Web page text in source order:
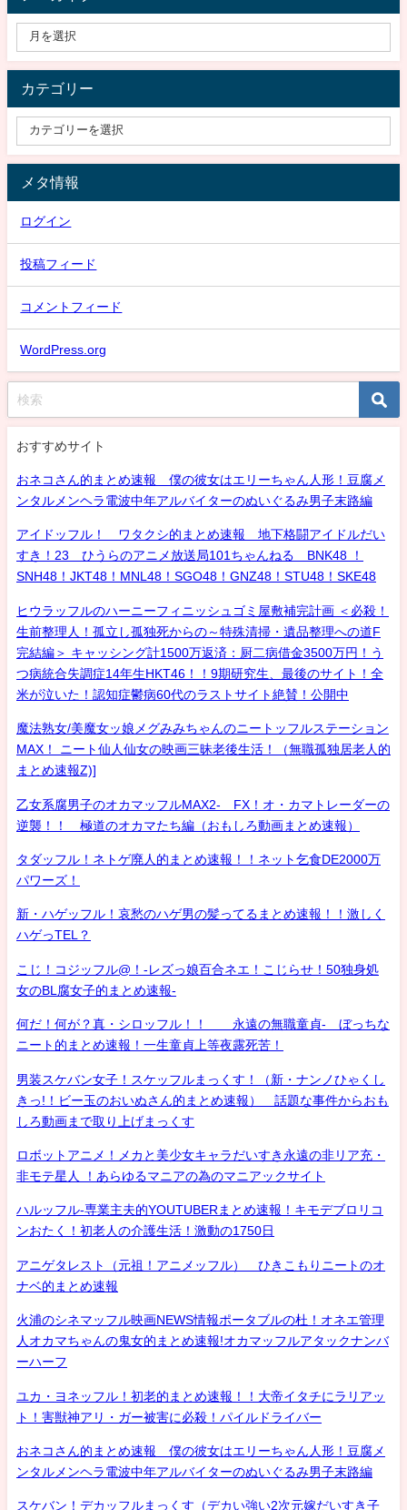
カテゴリー
メタ情報
ログイン
投稿フィード
コメントフィード
WordPress.org
おすすめサイト
おネコさん的まとめ速報 僕の彼女はエリーちゃん人形！豆腐メ
ンタルメンヘラ電波中年アルバイターのぬいぐるみ男子末路編
アイドッフル！ ワタクシ的まとめ速報 地下格闘アイドルだい
すき！23 ひうらのアニメ放送局101ちゃんねる BNK48 ！
SNH48！JKT48！MNL48！SGO48！GNZ48！STU48！SKE48
ヒウラッフルのハーニーフィニッシュゴミ屋敷補完計画 ＜必殺！
生前整理人！孤立し孤独死からの～特殊清掃・遺品整理への道F
完結編＞ キャッシング計1500万返済：厨二病借金3500万円！う
つ病統合失調症14年生HKT46！！9期研究生、最後のサイト！全
米が泣いた！認知症鬱病60代のラストサイト絶賛！公開中
魔法熟女/美魔女ッ娘メグみみちゃんのニートッフルステーション
MAX！ ニート仙人仙女の映画三昧老後生活！（無職孤独居老人的
まとめ速報Z)]
乙女系腐男子のオカマッフルMAX2- FX！オ・カマトレーダーの
逆襲！！ 極道のオカマたち編（おもしろ動画まとめ速報）
タダッフル！ネトゲ廃人的まとめ速報！！ネット乞食DE2000万
パワーズ！
新・ハゲッフル！哀愁のハゲ男の髪ってるまとめ速報！！激しく
ハゲっTEL？
こじ！コジッフル@！-レズっ娘百合ネエ！こじらせ！50独身処
女のBL腐女子的まとめ速報-
何だ！何が？真・シロッフル！！ 永遠の無職童貞- ぼっちな
ニート的まとめ速報！一生童貞上等夜露死苦！
男装スケバン女子！スケッフルまっくす！（新・ナンノひゃくし
きっ!！ビー玉のおいぬさん的まとめ速報） 話題な事件からおも
しろ動画まで取り上げまっくす
ロボットアニメ！メカと美少女キャラだいすき永遠の非リア充・
非モテ星人 ！あらゆるマニアの為のマニアックサイト
ハルッフル-専業主夫的YOUTUBERまとめ速報！キモデブロリコ
ンおたく！初老人の介護生活！激動の1750日
アニゲタレスト（元祖！アニメッフル） ひきこもりニートのオ
ナベ的まとめ速報
火浦のシネマッフル映画NEWS情報ポータブルの杜！オネエ管理
人オカマちゃんの鬼女的まとめ速報!オカマッフルアタックナンバ
ーハーフ
ユカ・ヨネッフル！初老的まとめ速報！！大帝イタチにラリアッ
ト！害獣神アリ・ガー被害に必殺！パイルドライバー
おネコさん的まとめ速報 僕の彼女はエリーちゃん人形！豆腐メ
ンタルメンヘラ電波中年アルバイターのぬいぐるみ男子末路編
スケバン！デカッフルまっくす（デカい強い2次元嫁だいすき子